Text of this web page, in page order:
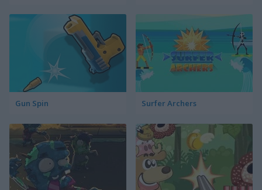
Gun Spin Surfer Archers